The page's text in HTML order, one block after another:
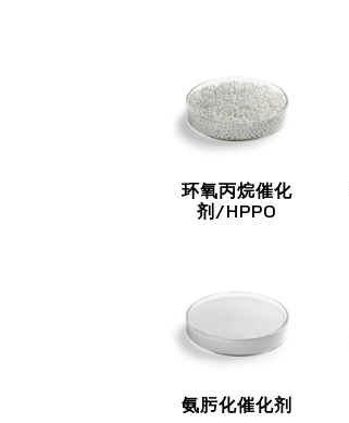
环氧丙烷催化
剂/HPPO
氨肟化催化剂